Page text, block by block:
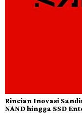
Rincian Inovasi
NAND hingga SSD